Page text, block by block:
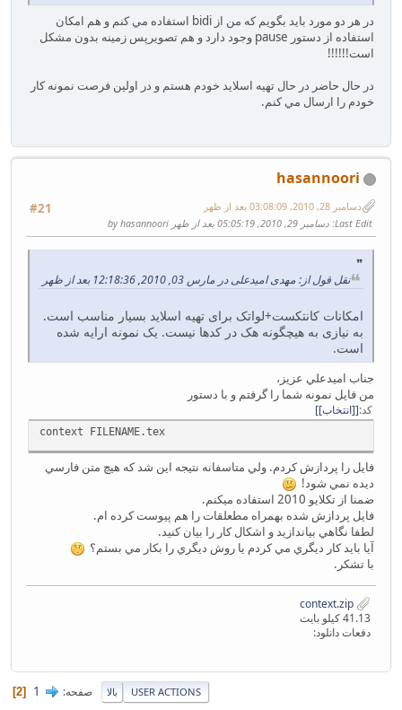
در هر دو مورد بايد بگويم كه من از bidi استفاده مي كنم و هم امكان
استفاده از دستور pause وجود دارد و هم تصويرپس زمينه بدون مشكل
است!!!!!!
در حال حاضر در حال تهيه اسلايد خودم هستم و در اولين فرصت نمونه كار
خودم را ارسال مي كنم.
hasannoori
#21
دسامبر 28, 2010, 03:08:09 بعد از ظهر
Last Edit: دسامبر 29, 2010, 05:05:19 بعد از ظهر by hasannoori
نقل قول از: مهدی امیدعلی در مارس 03, 2010, 12:18:36 بعد از ظهر
امکانات کانتکست+لواتک برای تهیه اسلاید بسیار مناسب است.
به نیازی به هیچگونه هک در کدها نیست. یک نمونه ارایه شده
است.
جناب اميدعلي عزيز،
من فايل نمونه شما را گرفتم و با دستور
کد [انتخاب]
context FILENAME.tex
فايل را پردازش كردم. ولي متاسفانه نتيجه اين شد كه هيچ متن فارسي
ديده نمي شود!
ضمنا از تكلايو 2010 استفاده ميكنم.
فايل پردازش شده بهمراه مطعلقات را هم پيوست كرده ام.
لطفا نگاهي بياندازيد و اشكال كار را بيان كنيد.
آيا بايد كار ديگري مي كردم يا روش ديگري را بكار مي بستم؟
با تشكر.
41.13 کیلو بایت
دفعات دانلود:
بالا صفحه 1
2 USER ACTIONS